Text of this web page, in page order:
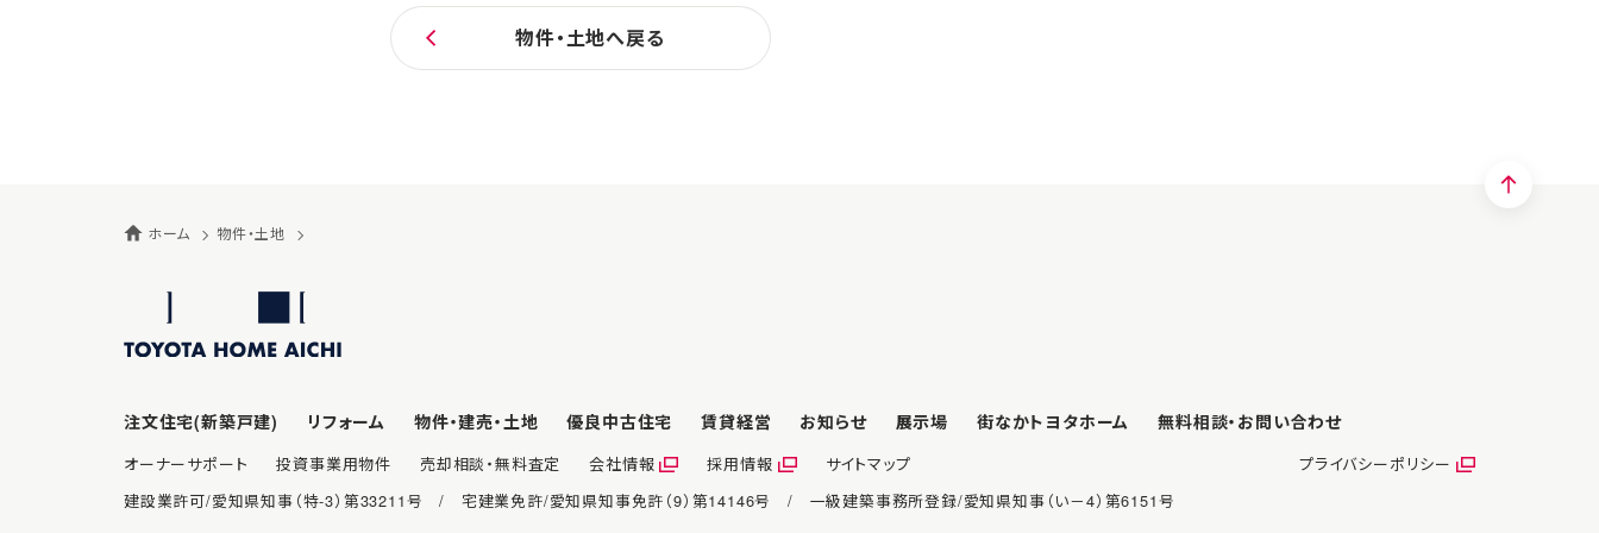
物件・土地へ戻る
ホーム 物件・土地
注文住宅(新築戸建) リフォーム 物件・建売・土地 優良中古住宅 賃貸経営 お知らせ 展示場 街なかトヨタホーム 無料相談・ お問い合わせ
オーナーサポート 投資事業用物件 売却相談・無料査定 会社情報 採用情報 サイトマップ
プライバシーポリシー
建設業許可/愛知県知事（特-3）第33211号 / 宅建業免許/愛知県知事免許（9）第14146号 / 一級建築事務所登録/愛知県知事（い－4）第6151号